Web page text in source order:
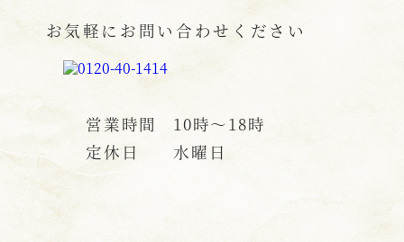
お気軽にお問い合わせください
営業時間
10時〜18時
定休日
水曜日